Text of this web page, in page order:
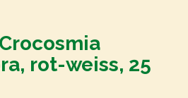
rot-weiss, 25